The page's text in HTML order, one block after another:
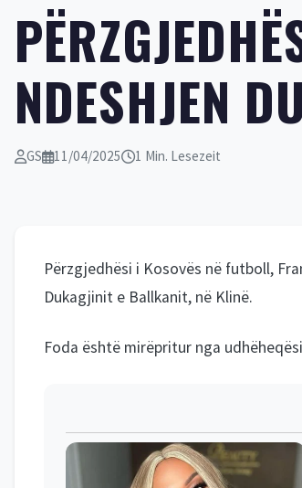
NDESHJEN
GS 11/04/2025 1 Min. Lesezeit
Përzgjedhësi i Kosovës në futboll,
Dukagjinit e Ballkanit, në Klinë.
Foda është mirëpritur nga